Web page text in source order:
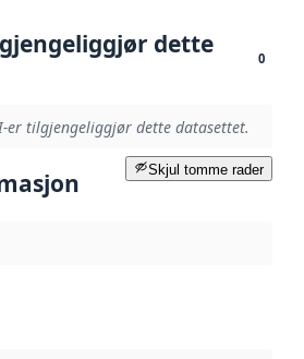
dette
0
er tilgjengeliggjør dette datasettet.
Skjul tomme rader